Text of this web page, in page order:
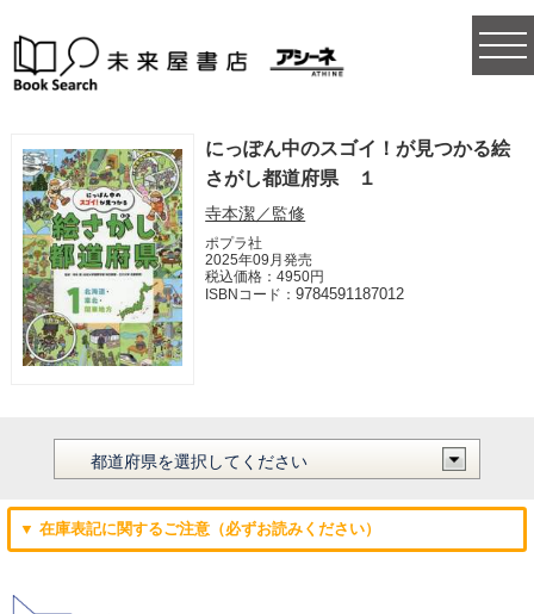
にっぽん中のスゴイ！が見つかる絵
さがし都道府県 １
寺本潔／監修
ポプラ社
2025年09月発売
税込価格：4950円
ISBNコード：9784591187012
▼ 在庫表記に関するご注意（必ずお読みください）